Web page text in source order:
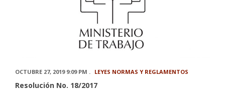
OCTUBRE 27, 2019 9:09 PM . LEYES NORMAS Y REGLAMENTOS
Resolución No. 18/2017